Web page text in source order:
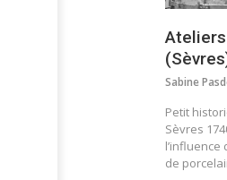
Sabine
Petit
Sèvres
de